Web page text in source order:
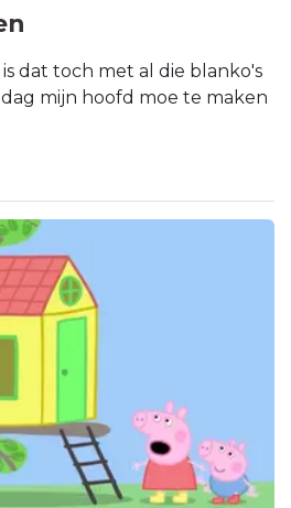
dat toch met al die blanko's
mijn hoofd moe te maken